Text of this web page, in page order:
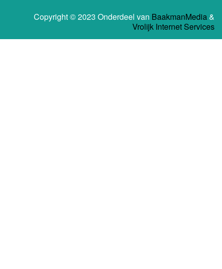
Copyright © 2023 Onderdeel van BaakmanMedia&
Vrolijk Internet Services